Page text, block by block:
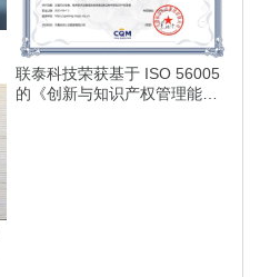
联泰科技荣获基于 ISO 56005
的《创新与知识产权管理能